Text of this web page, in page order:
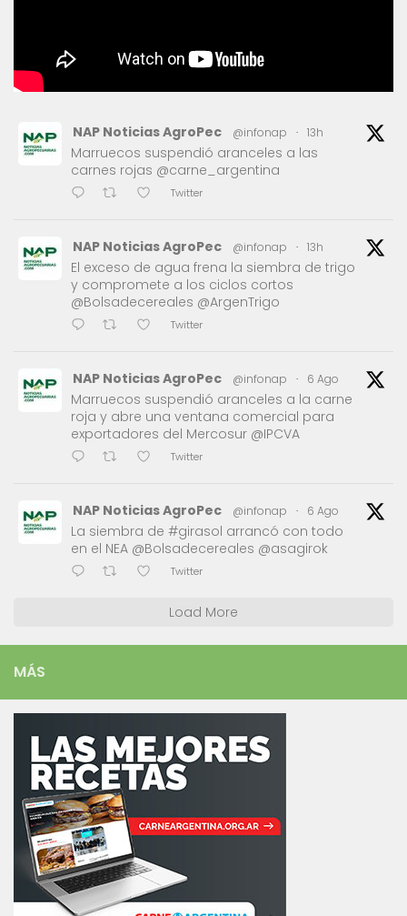
NAP Noticias AgroPec @infonap · 13h
Marruecos suspendió aranceles a las
carnes rojas @carne_argentina
Twitter
NAP Noticias AgroPec @infonap · 13h
El exceso de agua frena la siembra de trigo
y compromete a los ciclos cortos
@Bolsadecereales @ArgenTrigo
Twitter
NAP Noticias AgroPec @infonap · 6 Ago
Marruecos suspendió aranceles a la carne
roja y abre una ventana comercial para
exportadores del Mercosur @IPCVA
Twitter
NAP Noticias AgroPec @infonap · 6 Ago
La siembra de #girasol arrancó con todo
en el NEA @Bolsadecereales @asagirok
Twitter
Load More
MÁS